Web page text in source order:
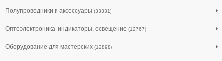
Полупроводники и аксессуары (33331)
Оптоэлектроника, индикаторы, освещение (12767)
Оборудование для мастерских (12898)